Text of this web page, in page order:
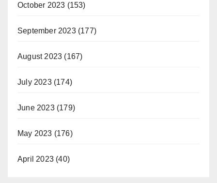
October 2023 (153)
September 2023(177)
August 2023 (167)
July 2023(174)
June 2023(179)
May 2023 (176)
April 2023 (40)